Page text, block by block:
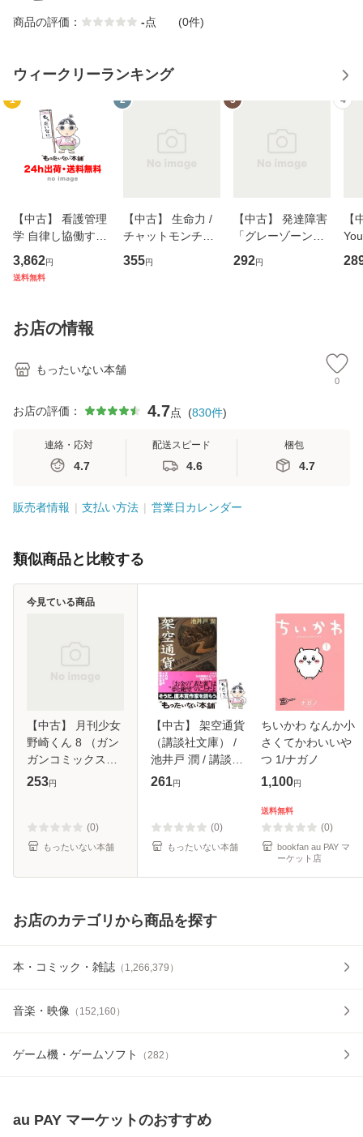
商品の評価： -点 (0件)
ウィークリーランキング
1
【中古】 看護管理
学 自律し協働する
専門職の看護マネ
ジメントスキル 改
恵 藤本幸三 / 南江
堂 [単行
3,862円
送料無料
2
【中古】 生命力 /
チャットモンチー /
キューンレコード
[CD]【メール便送
355円
3
【中古】 発達障害
「グレーゾーン」
その正しい理解と
克服法 (SB新書 57
292円
4
【
のが
お店の情報
もったいない本舗
0
お店の評価： 4.7点 (830件)
連絡・応対
4.7
配送スピード
4.6
梱包
4.7
販売者情報 支払い方法 営業日カレンダー
類似商品と比較する
【中古】 月刊少女
野崎くん 8 （ガン
ガンコミックス
ONLINE） / 椿 い
ミック]【メール便
送料無料】
253円
(0)
もったいない本舗
今見ている商品
【中古】 架空通貨
（講談社文庫） /
池井戸 潤 / 講談社
[文庫]【メール便送
261円
(0)
もったいない本舗
ちいかわ なんか小
さくてかわいいや
つ 1/ナガノ
1,100円
送料無料
(0)
bookfan au PAY マ
ーケット店
お店のカテゴリから商品を探す
本・コミック・雑誌 （ 1,266,379 ）
音楽・映像 （ 152,160）
ゲーム機・ゲームソフト （282 ）
au PAY マーケットのおすすめ